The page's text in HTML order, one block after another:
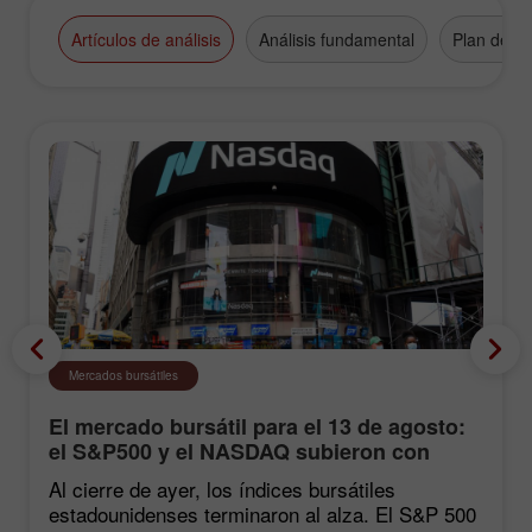
Artículos de análisis Análisis fundamental Plan de
Mercados bursátiles
El mercado bursátil para el 13 de agosto:
el S&P500 y el NASDAQ subieron con
fuerza tras las estadísticas de inflación
Al cierre de ayer, los índices bursátiles
estadounidenses terminaron al alza. El S&P 500